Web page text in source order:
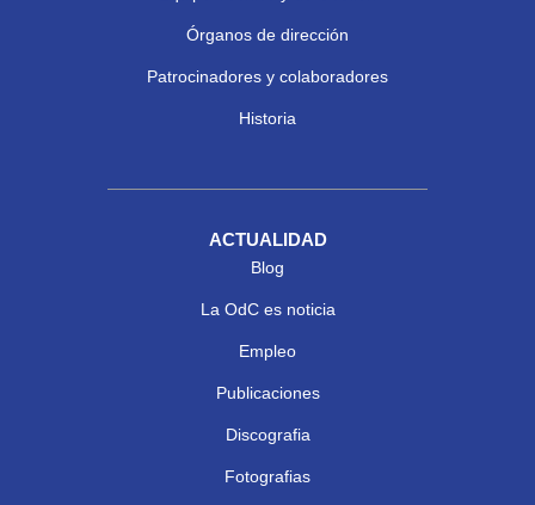
Órganos de dirección
Patrocinadores y colaboradores
Historia
ACTUALIDAD
Blog
La OdC es noticia
Empleo
Publicaciones
Discografia
Fotografias